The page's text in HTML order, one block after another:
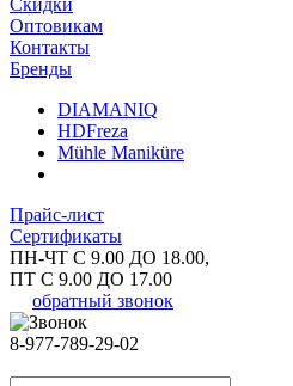
Скидки
Оптовикам
Контакты
Бренды
DIAMANIQ
HDFreza
Mühle Maniküre
Прайс-лист
Сертификаты
ПН-ЧТ С 9.00 ДО 18.00,
ПТ С 9.00 ДО 17.00
обратный звонок
8-977-789-29-02